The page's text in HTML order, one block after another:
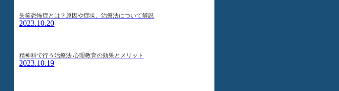
失笑恐怖症とは？原因や症状、治療法について解説
2023.10.20
精神科で行う治療法 心理教育の効果とメリット
2023.10.19